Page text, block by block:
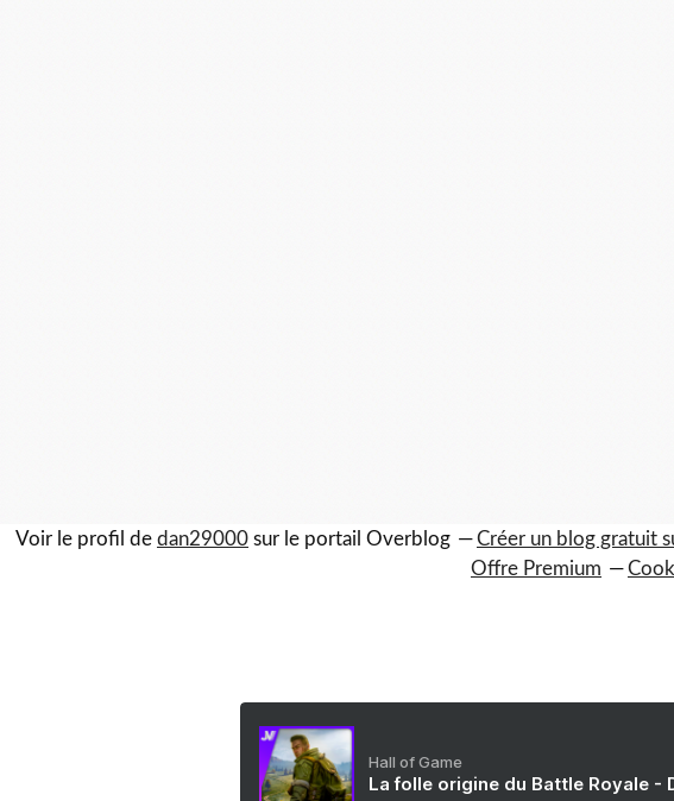
Voir le profil de dan29000 sur le portail Overblog Créer un blog gratuit
Offre Premium
Hall of Game
La folle origine du Battle Royale -